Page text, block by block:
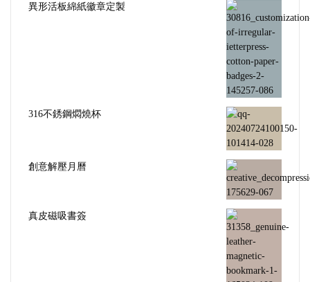
異形活板綿紙徽章定製
316不銹鋼燜燒杯
創意解壓月曆
真皮磁吸書簽